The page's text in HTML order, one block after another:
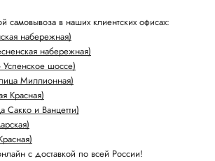
самовывоза в наших клиентских офисах:
набережная)
набережная)
шоссе)
Миллионная)
Красная)
Сакко и Ванцетти)
с доставкой по всей России!